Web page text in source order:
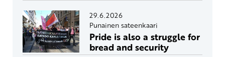
29.6.2026
Punainen sateenkaari
Pride is also a struggle for
bread and security